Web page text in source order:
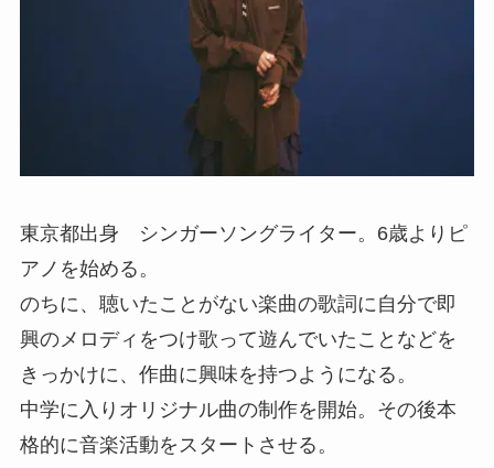
東京都出身 シンガーソングライター。6歳よりピ
アノを始める。
のちに、聴いたことがない楽曲の歌詞に自分で即
興のメロディをつけ歌って遊んでいたことなどを
きっかけに、作曲に興味を持つようになる。
中学に入りオリジナル曲の制作を開始。その後本
格的に音楽活動をスタートさせる。